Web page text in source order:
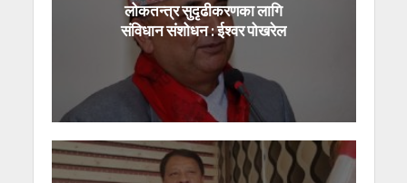
लोकतन्त्र सुदृढीकरणका लागि
संविधान संशोधन : ईश्वर पोखरेल